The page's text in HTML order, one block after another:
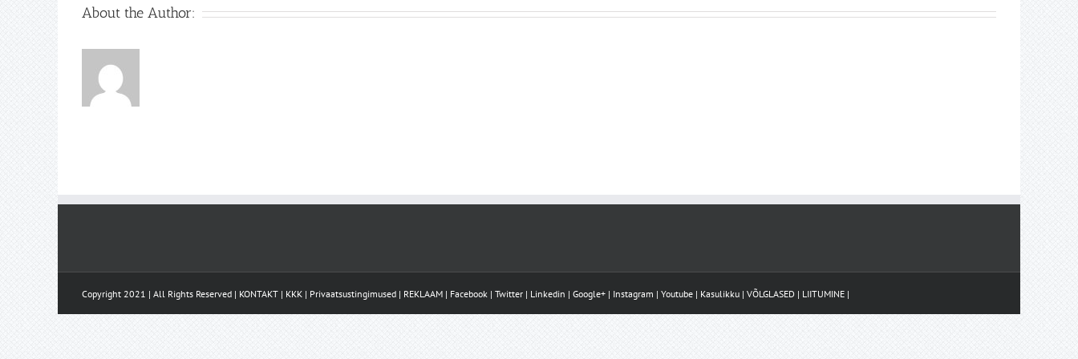
About the Author:
Copyright 2021 | All Rights Reserved | KONTAKT | KKK | Privaatsustingimused | REKLAAM | Facebook | Twitter | Linkedin | Google+ | Instagram | Youtube | Kasulikku | VÕLGLASED | LIITUMINE |